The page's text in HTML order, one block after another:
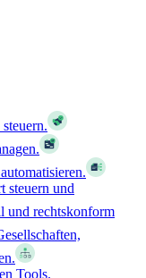
steuern und
und rechtskonform
Tools.